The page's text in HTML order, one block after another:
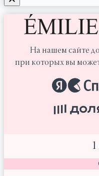
На нашем сайте
при которых вы